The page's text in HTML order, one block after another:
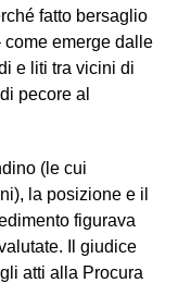
fatto bersaglio
emerge dalle
e liti tra vicini di
pecore al
(le cui
la posizione e il
figurava
Il giudice
atti alla Procura